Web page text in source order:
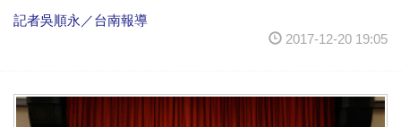
記者吳順永／台南報導
2017-12-20 19:05